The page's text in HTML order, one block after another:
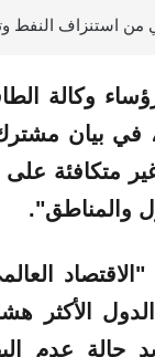
استنزاف النفط
وكالة
في بيان
متكافئة
والمناطق".
الأكثر
حالة عدم